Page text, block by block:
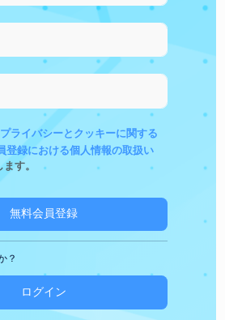
プライバシーとクッキーに関する
登録における個人情報の取扱い
す。
無料会員登録
？
ログイン